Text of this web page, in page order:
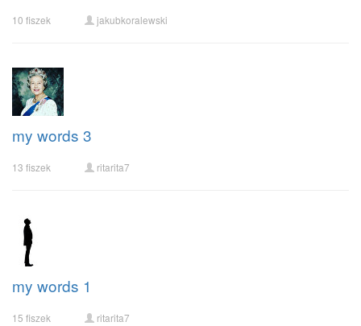
10 fiszek jakubkoralewski
my words 3
13 fiszek ritarita7
my words 1
15 fiszek ritarita7